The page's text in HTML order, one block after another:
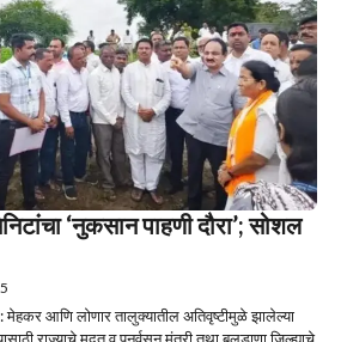
‘नुकसान पाहणी दौरा’; सोशल
आणि लोणार तालुक्यातील अतिवृष्टीमुळे झालेल्या